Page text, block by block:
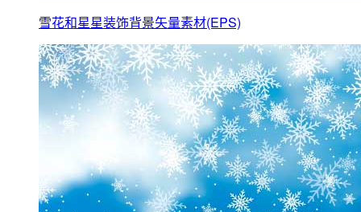
雪花和星星装饰背景矢量素材(EPS)